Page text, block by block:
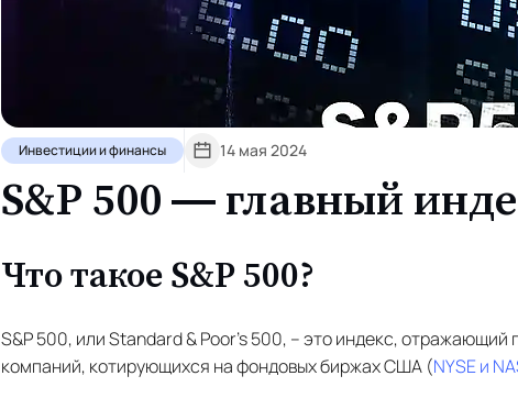
Инвестиции и финансы 14 мая 2024
S&P 500 — главный
Что такое S&P 500?
S&P 500, или Standard & Poor's 500, – это индекс,
компаний, котирующихся на фондовых биржах США (NYSE и